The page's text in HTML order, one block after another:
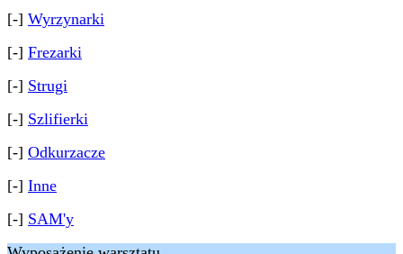
[-] Wyrzynarki
[-] Frezarki
[-] Strugi
[-] Szlifierki
[-] Odkurzacze
[-] Inne
[-] SAM'y